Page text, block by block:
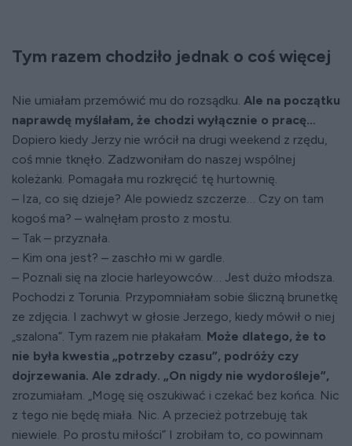
Tym razem chodziło jednak o coś więcej
Nie umiałam przemówić mu do rozsądku. Ale na początku
naprawdę myślałam, że chodzi wyłącznie o pracę…
Dopiero kiedy Jerzy nie wrócił na drugi weekend z rzędu,
coś mnie tknęło. Zadzwoniłam do naszej wspólnej
koleżanki. Pomagała mu rozkręcić tę hurtownię.
– Iza, co się dzieje? Ale powiedz szczerze… Czy on tam
kogoś ma? – walnęłam prosto z mostu.
– Tak – przyznała.
– Kim ona jest? – zaschło mi w gardle.
– Poznali się na zlocie harleyowców… Jest dużo młodsza.
Pochodzi z Torunia. Przypomniałam sobie śliczną brunetkę
ze zdjęcia. I zachwyt w głosie Jerzego, kiedy mówił o niej
„szalona”. Tym razem nie płakałam. Może dlatego, że to
nie była kwestia „potrzeby czasu”, podróży czy
dojrzewania. Ale zdrady. „On nigdy nie wydorośleje”,
zrozumiałam. „Mogę się oszukiwać i czekać bez końca. Nic
z tego nie będę miała. Nic. A przecież potrzebuję tak
niewiele. Po prostu miłości” I zrobiłam to, co powinnam